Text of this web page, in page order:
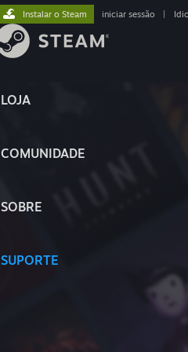
LOJA
COMUNIDADE
SOBRE
SUPORTE
Instalar o Steam iniciar sessão